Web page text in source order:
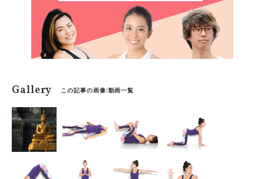
Gallery この記事の画像/動画一覧